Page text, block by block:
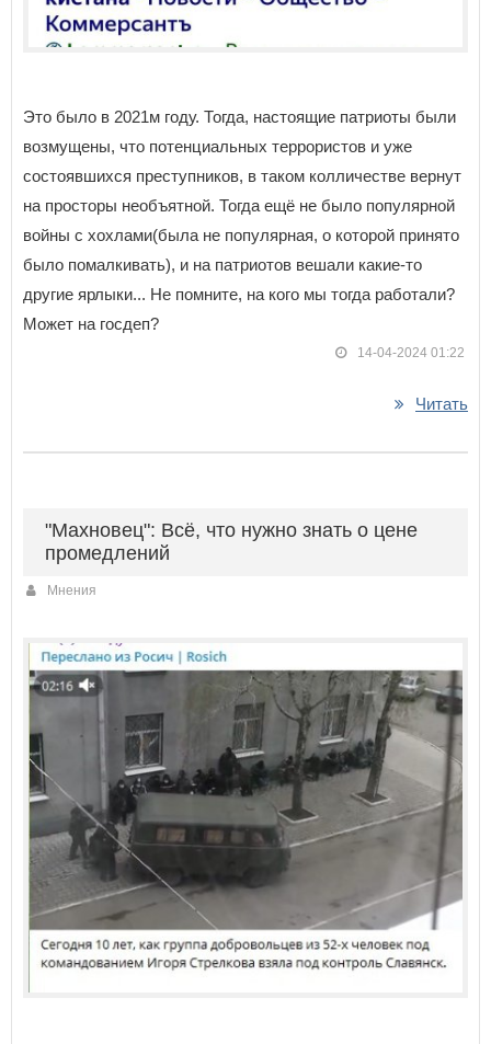
Это было в 2021м году. Тогда, настоящие патриоты были
возмущены, что потенциальных террористов и уже
состоявшихся преступников, в таком колличестве вернут
на просторы необъятной. Тогда ещё не было популярной
войны с хохлами(была не популярная, о которой принято
было помалкивать), и на патриотов вешали какие-то
другие ярлыки... Не помните, на кого мы тогда работали?
Может на госдеп?
14-04-2024 01:22
Читать
"Махновец": Всё, что нужно знать о цене
промедлений
Мнения